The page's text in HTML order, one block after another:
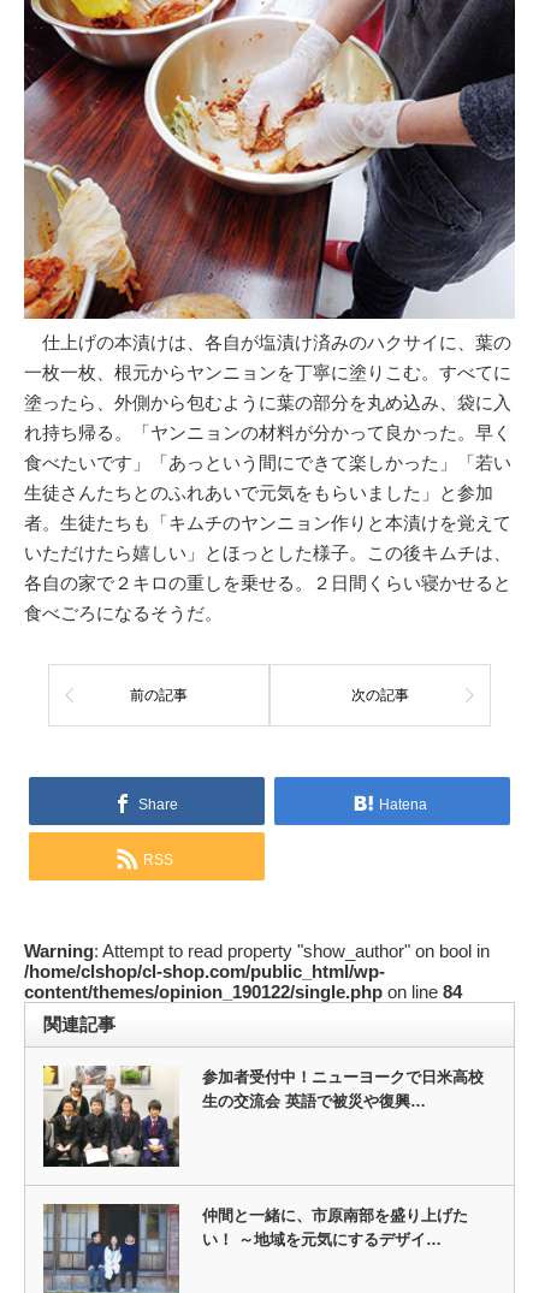
仕上げの本漬けは、各自が塩漬け済みのハクサイに、葉の
一枚一枚、根元からヤンニョンを丁寧に塗りこむ。すべてに
塗ったら、外側から包むように葉の部分を丸め込み、袋に入
れ持ち帰る。「ヤンニョンの材料が分かって良かった。早く
食べたいです」「あっという間にできて楽しかった」「若い
生徒さんたちとのふれあいで元気をもらいました」と参加
者。生徒たちも「キムチのヤンニョン作りと本漬けを覚えて
いただけたら嬉しい」とほっとした様子。この後キムチは、
各自の家で２キロの重しを乗せる。２日間くらい寝かせると
食べごろになるそうだ。
前の記事 次の記事
Share Hatena
RSS
Warning: Attempt to read property "show_author" on bool in
/home/clshop/cl-shop.com/public_html/wp-
content/themes/opinion_190122/single.php on line 84
関連記事
参加者受付中！ニューヨークで日米高校
生の交流会 英語で被災や復興…
仲間と一緒に、市原南部を盛り上げた
い！ ～地域を元気にするデザイ…